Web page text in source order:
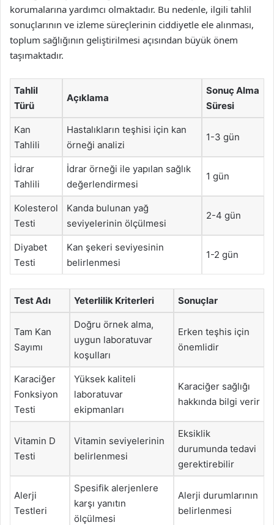
korumalarına yardımcı olmaktadır. Bu nedenle, ilgili tahlil
sonuçlarının ve izleme süreçlerinin ciddiyetle ele alınması,
toplum sağlığının geliştirilmesi açısından büyük önem
taşımaktadır.
Tahlil
Türü
Açıklama
Sonuç Alma
Süresi
Kan
Tahlili
Hastalıkların teşhisi için kan
örneği analizi
1-3 gün
İdrar
Tahlili
İdrar örneği ile yapılan sağlık
değerlendirmesi
1 gün
Kolesterol
Testi
Kanda bulunan yağ
seviyelerinin ölçülmesi
2-4 gün
Diyabet
Testi
Kan şekeri seviyesinin
belirlenmesi
1-2 gün
Test Adı Yeterlilik Kriterleri Sonuçlar
Tam Kan
Sayımı
Doğru örnek alma,
uygun laboratuvar
koşulları
Erken teşhis için
önemlidir
Karaciğer
Fonksiyon
Testi
Yüksek kaliteli
laboratuvar
ekipmanları
Karaciğer sağlığı
hakkında bilgi verir
Vitamin D
Testi
Vitamin seviyelerinin
belirlenmesi
Eksiklik
durumunda tedavi
gerektirebilir
Alerji
Testleri
Spesifik alerjenlere
karşı yanıtın
ölçülmesi
Alerji durumlarının
belirlenmesi